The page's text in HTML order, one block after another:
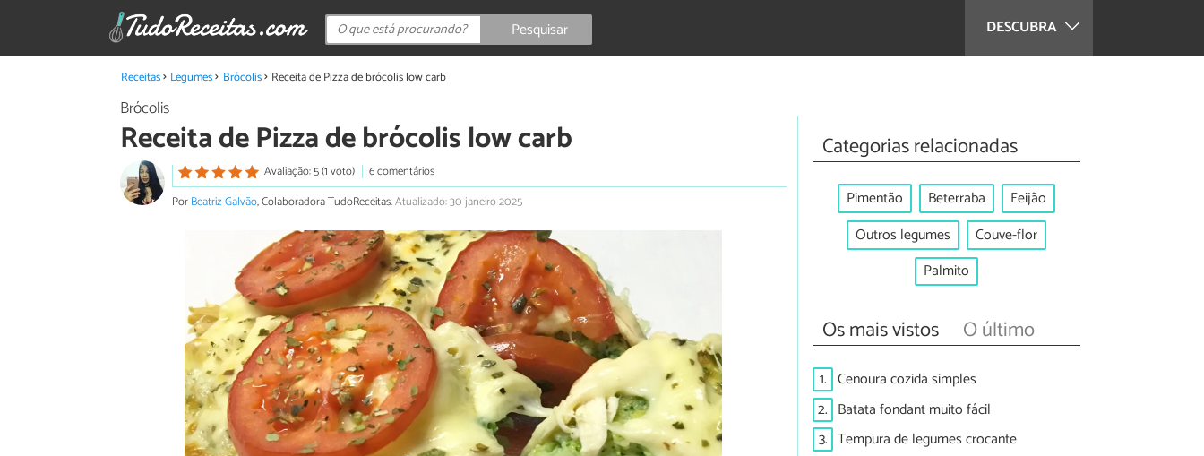
DESCUBRA
Pesquisar
Receitas Legumes Brócolis Receita de Pizza de brócolis low carb
Brócolis
Receita de Pizza de brócolis low carb
Avaliação: 5 (1 voto)
6 comentários
PorBeatriz Galvão, Colaboradora TudoReceitas.Atualizado: 30 janeiro 2025
Categorias relacionadas
Pimentão Beterraba
Feijão
Outros legumes
Couve-flor
Palmito
Os mais vistos O último
1. Cenoura cozida simples
2. Batata fondant muito fácil
3. Tempura de legumes crocante